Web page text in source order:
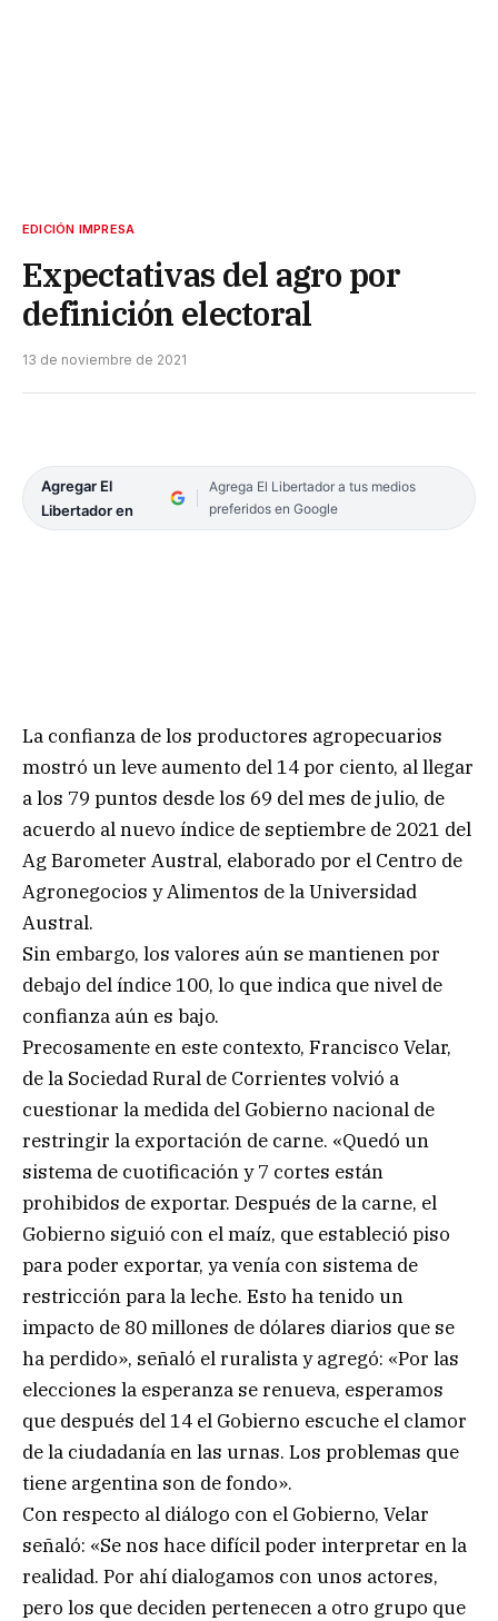
EDICIÓN IMPRESA
Expectativas del agro por
definición electoral
13 de noviembre de 2021
Agregar El
Libertador en
Agrega El Libertador a tus medios
preferidos en Google
La confianza de los productores agropecuarios
mostró un leve aumento del 14 por ciento, al llegar
a los 79 puntos desde los 69 del mes de julio, de
acuerdo al nuevo índice de septiembre de 2021 del
Ag Barometer Austral, elaborado por el Centro de
Agronegocios y Alimentos de la Universidad
Austral.
Sin embargo, los valores aún se mantienen por
debajo del índice 100, lo que indica que nivel de
confianza aún es bajo.
Precosamente en este contexto, Francisco Velar,
de la Sociedad Rural de Corrientes volvió a
cuestionar la medida del Gobierno nacional de
restringir la exportación de carne. «Quedó un
sistema de cuotificación y 7 cortes están
prohibidos de exportar. Después de la carne, el
Gobierno siguió con el maíz, que estableció piso
para poder exportar, ya venía con sistema de
restricción para la leche. Esto ha tenido un
impacto de 80 millones de dólares diarios que se
ha perdido», señaló el ruralista y agregó: «Por las
elecciones la esperanza se renueva, esperamos
que después del 14 el Gobierno escuche el clamor
de la ciudadanía en las urnas. Los problemas que
tiene argentina son de fondo».
Con respecto al diálogo con el Gobierno, Velar
señaló: «Se nos hace difícil poder interpretar en la
realidad. Por ahí dialogamos con unos actores,
pero los que deciden pertenecen a otro grupo que